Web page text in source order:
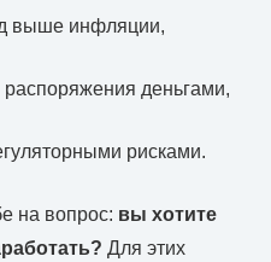
выше инфляции,
деньгами,
рисками.
на вопрос: вы хотите
Для этих